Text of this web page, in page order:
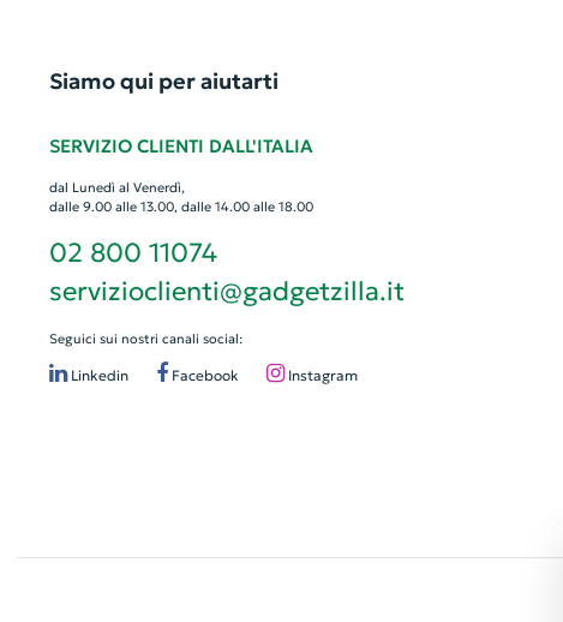
Siamo qui per aiutarti
SERVIZIO CLIENTI DALL'ITALIA
dal Lunedì al Venerdì,
dalle 9.00 alle 13.00, dalle 14.00 alle 18.00
02 800 11074
servizioclienti@gadgetzilla.it
Seguici sui nostri canali social:
Linkedin Facebook Instagram